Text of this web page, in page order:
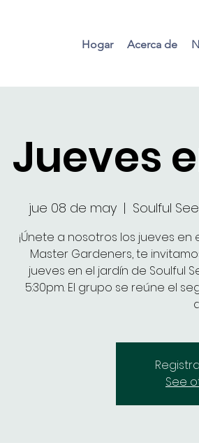
Hogar Acerca de
Jueves
jue 08 de may
  |
Soulful
¡Únete a nosotros los jueves
Master Gardeners, te
jueves en el jardín de Soulful
5:30pm. El grupo se reúne el
See